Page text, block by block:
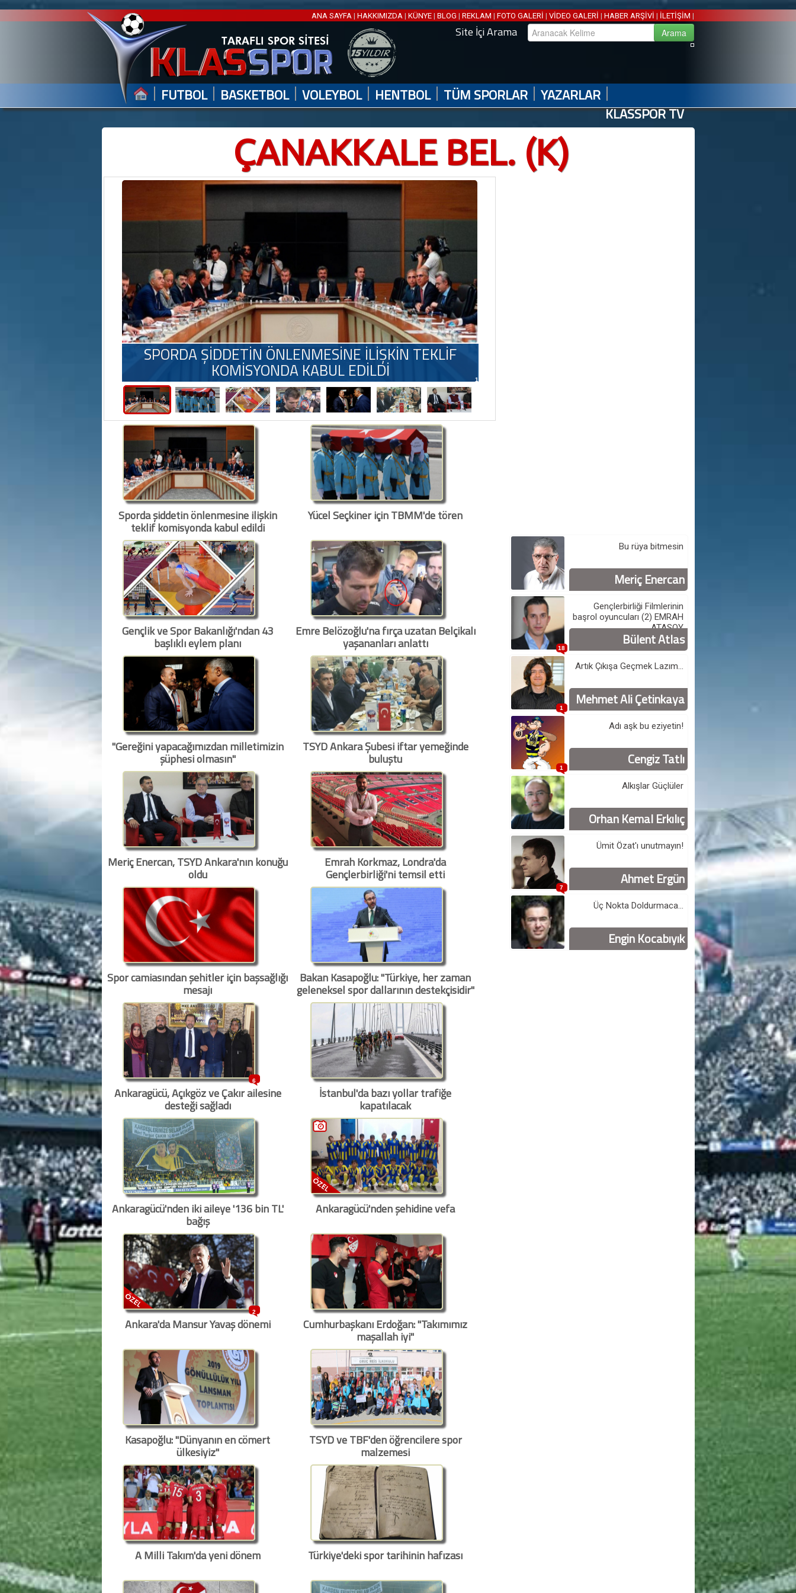
ANA SAYFA | HAKKIMIZDA | KÜNYE | BLOG | REKLAM | FOTO GALERİ | VİDEO GALERİ | HABER ARŞİVİ | İLETİŞİM |
Site İçi Arama
| FUTBOL | BASKETBOL | VOLEYBOL | HENTBOL | TÜM SPORLAR | YAZARLAR |
KLASSPOR TV
ÇANAKKALE BEL. (K)
SPORDA ŞİDDETİN ÖNLENMESİNE İLİŞKİN TEKLİF
KOMİSYONDA KABUL EDİLDİ 1
Sporda şiddetin önlenmesine ilişkin
teklif komisyonda kabul edildi
Yücel Seçkiner için TBMM'de tören
Gençlik ve Spor Bakanlığı'ndan 43
başlıklı eylem planı
Emre Belözoğlu'na fırça uzatan Belçikalı
yaşananları anlattı
"Gereğini yapacağımızdan milletimizin
şüphesi olmasın"
TSYD Ankara Şubesi iftar yemeğinde
buluştu
Meriç Enercan, TSYD Ankara'nın konuğu
oldu
Emrah Korkmaz, Londra'da
Gençlerbirliği'ni temsil etti
Spor camiasından şehitler için başsağlığı
mesajı
Bakan Kasapoğlu: "Türkiye, her zaman
geleneksel spor dallarının destekçisidir"
6
Ankaragücü, Açıkgöz ve Çakır ailesine
desteği sağladı
İstanbul'da bazı yollar trafiğe
kapatılacak
Ankaragücü'nden iki aileye '136 bin TL'
bağış
Ankaragücü'nden şehidine vefa
2
Ankara'da Mansur Yavaş dönemi Cumhurbaşkanı Erdoğan: "Takımımız
maşallah iyi"
Kasapoğlu: "Dünyanın en cömert
ülkesiyiz"
TSYD ve TBF'den öğrencilere spor
malzemesi
A Milli Takım'da yeni dönem Türkiye'deki spor tarihinin hafızası
Bu rüya bitmesin
Meriç Enercan
18
Gençlerbirliği Filmlerinin
başrol oyuncuları (2) EMRAH
ATASOY
Bülent Atlas
1
Artık Çıkışa Geçmek Lazım...
Mehmet Ali Çetinkaya
1
Adı aşk bu eziyetin!
Cengiz Tatlı
Alkışlar Güçlüler
Orhan Kemal Erkılıç
7
Ümit Özat'ı unutmayın!
Ahmet Ergün
Üç Nokta Doldurmaca...
Engin Kocabıyık